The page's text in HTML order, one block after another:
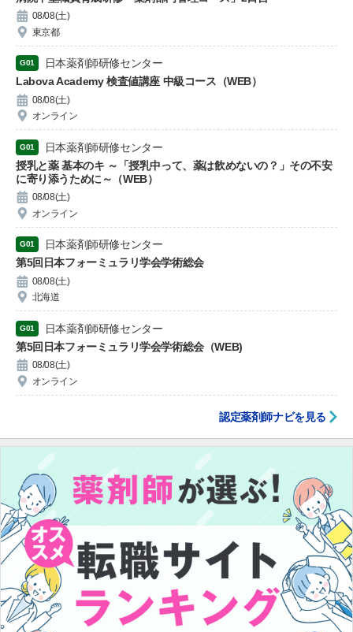
08/08(土)
東京都
G01
日本薬剤師研修センター
Labova Academy 検査値講座 中級コース（WEB）
08/08(土)
オンライン
G01
日本薬剤師研修センター
授乳と薬 基本のキ ～「授乳中って、薬は飲めないの？」その不安
に寄り添うために～（WEB）
08/08(土)
オンライン
G01
日本薬剤師研修センター
第5回日本フォーミュラリ学会学術総会
08/08(土)
北海道
G01
日本薬剤師研修センター
第5回日本フォーミュラリ学会学術総会（WEB)
08/08(土)
オンライン
認定薬剤師ナビを見る